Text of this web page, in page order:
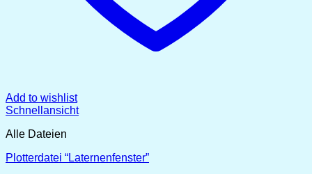
Add to wishlist
Schnellansicht
Alle Dateien
Plotterdatei “Laternenfenster”